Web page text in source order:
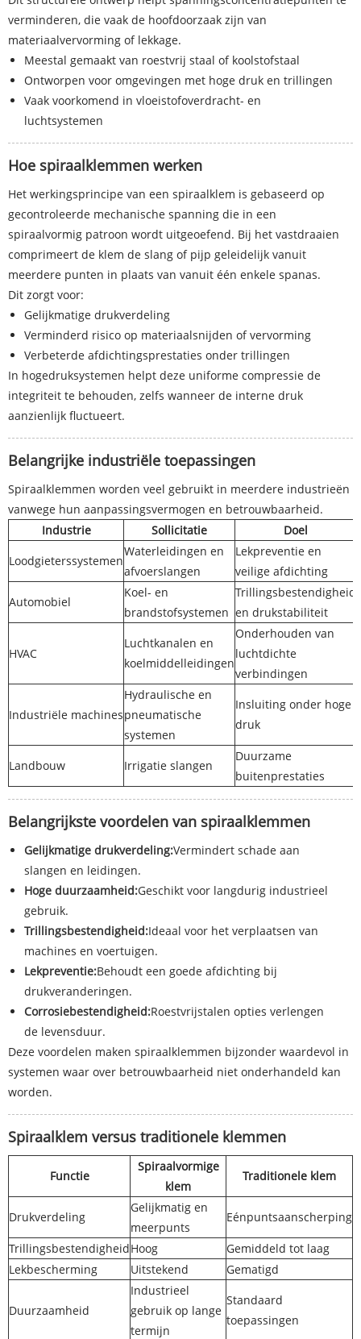
verminderen, die vaak de hoofdoorzaak zijn van
materiaalvervorming of lekkage.
Meestal gemaakt van roestvrij staal of koolstofstaal
Ontworpen voor omgevingen met hoge druk en trillingen
Vaak voorkomend in vloeistofoverdracht- en
luchtsystemen
Hoe spiraalklemmen werken
Het werkingsprincipe van een spiraalklem is gebaseerd op
gecontroleerde mechanische spanning die in een
spiraalvormig patroon wordt uitgeoefend. Bij het vastdraaien
comprimeert de klem de slang of pijp geleidelijk vanuit
meerdere punten in plaats van vanuit één enkele spanas.
Dit zorgt voor:
Gelijkmatige drukverdeling
Verminderd risico op materiaalsnijden of vervorming
Verbeterde afdichtingsprestaties onder trillingen
In hogedruksystemen helpt deze uniforme compressie de
integriteit te behouden, zelfs wanneer de interne druk
aanzienlijk fluctueert.
Belangrijke industriële toepassingen
Spiraalklemmen worden veel gebruikt in meerdere industrieën
vanwege hun aanpassingsvermogen en betrouwbaarheid.
Industrie
Sollicitatie
Doel
Loodgieterssystemen
Waterleidingen en
afvoerslangen
Lekpreventie en
veilige afdichting
Automobiel
Koel- en
brandstofsystemen
Trillingsbestendigheid
en drukstabiliteit
HVAC
Luchtkanalen en
koelmiddelleidingen
Onderhouden van
luchtdichte
verbindingen
Industriële machines
Hydraulische en
pneumatische
systemen
Insluiting onder hoge
druk
Landbouw Irrigatie slangen
Duurzame
buitenprestaties
Belangrijkste voordelen van spiraalklemmen
Gelijkmatige drukverdeling:Vermindert schade aan
slangen en leidingen.
Hoge duurzaamheid:Geschikt voor langdurig industrieel
gebruik.
Trillingsbestendigheid:Ideaal voor het verplaatsen van
machines en voertuigen.
Lekpreventie:Behoudt een goede afdichting bij
drukveranderingen.
Corrosiebestendigheid:Roestvrijstalen opties verlengen
de levensduur.
Deze voordelen maken spiraalklemmen bijzonder waardevol in
systemen waar over betrouwbaarheid niet onderhandeld kan
worden.
Spiraalklem versus traditionele klemmen
Functie
Spiraalvormige
klem
Traditionele klem
Drukverdeling
Gelijkmatig en
meerpunts
Eénpuntsaanscherping
TrillingsbestendigheidHoog
Gemiddeld tot laag
Lekbescherming
Uitstekend Gematigd
Duurzaamheid
Industrieel
gebruik op lange
termijn
Standaard
toepassingen